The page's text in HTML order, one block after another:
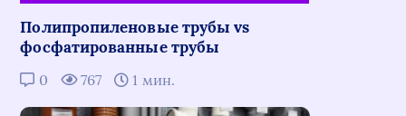
Полипропиленовые трубы vs
фосфатированные трубы
0 767 1 мин.